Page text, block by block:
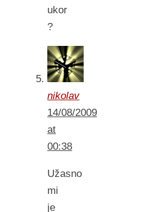
ukor
?
nikolav
14/08/2009
at
00:38
Užasno
mi
je